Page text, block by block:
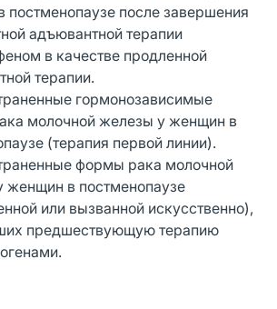
постменопаузе после завершения
адъювантной терапии
в качестве продленной
терапии.
гормонозависимые
молочной железы у женщин в
(терапия первой линии).
формы рака молочной
женщин в постменопаузе
или вызванной искусственно),
предшествующую терапию